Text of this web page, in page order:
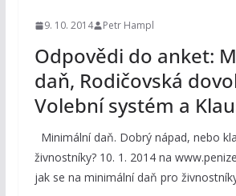
9. 10. 2014 Petr Hampl
Odpovědi do anket:
daň, Rodičovská
Volební systém a
Minimální daň. Dobrý nápad, nebo
živnostníky? 10. 1. 2014 na
jak se na minimální daň pro